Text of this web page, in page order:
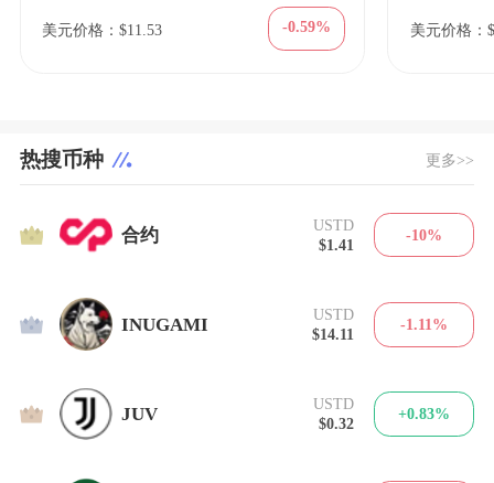
美元价格：$11.53 -0.59% 美元价格：
热搜币种 更多>>
1 合约
USTD
$1.41
-10%
2 INUGAMI
USTD
$14.11
-1.11%
3 JUV
USTD
$0.32
+0.83%